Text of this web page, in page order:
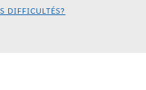
DIFFICULTÉS?